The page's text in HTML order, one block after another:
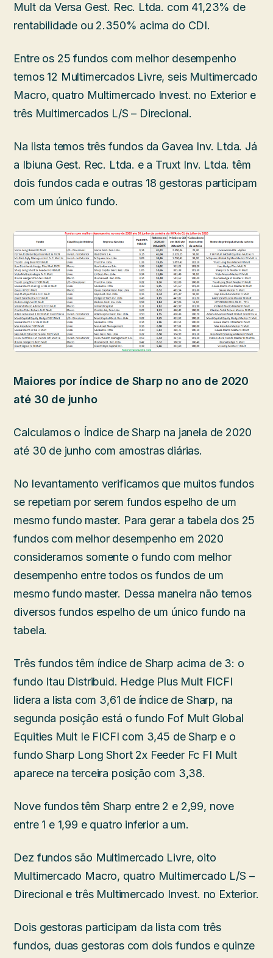
Mult da Versa Gest. Rec. Ltda. com 41,23% de
rentabilidade ou 2.350% acima do CDI.
Entre os 25 fundos com melhor desempenho
temos 12 Multimercados Livre, seis Multimercado
Macro, quatro Multimercado Invest. no Exterior e
três Multimercados L/S – Direcional.
Na lista temos três fundos da Gavea Inv. Ltda. Já
a Ibiuna Gest. Rec. Ltda. e a Truxt Inv. Ltda. têm
dois fundos cada e outras 18 gestoras participam
com um único fundo.
Maiores por índice de Sharp no ano de 2020
até 30 de junho
Calculamos o Índice de Sharp na janela de 2020
até 30 de junho com amostras diárias.
No levantamento verificamos que muitos fundos
se repetiam por serem fundos espelho de um
mesmo fundo master. Para gerar a tabela dos 25
fundos com melhor desempenho em 2020
consideramos somente o fundo com melhor
desempenho entre todos os fundos de um
mesmo fundo master. Dessa maneira não temos
diversos fundos espelho de um único fundo na
tabela.
Três fundos têm índice de Sharp acima de 3: o
fundo Itau Distribuid. Hedge Plus Mult FICFI
lidera a lista com 3,61 de índice de Sharp, na
segunda posição está o fundo Fof Mult Global
Equities Mult Ie FICFI com 3,45 de Sharp e o
fundo Sharp Long Short 2x Feeder Fc FI Mult
aparece na terceira posição com 3,38.
Nove fundos têm Sharp entre 2 e 2,99, nove
entre 1 e 1,99 e quatro inferior a um.
Dez fundos são Multimercado Livre, oito
Multimercado Macro, quatro Multimercado L/S –
Direcional e três Multimercado Invest. no Exterior.
Dois gestoras participam da lista com três
fundos, duas gestoras com dois fundos e quinze